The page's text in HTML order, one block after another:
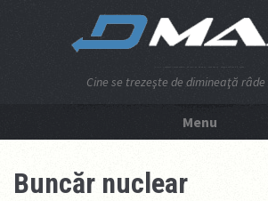
Cine se trezeşte de dimineaţă
Menu
Buncăr nuclear